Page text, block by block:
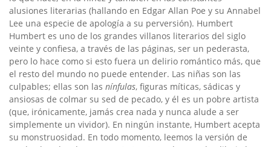
alusiones literarias (hallando en Edgar Allan Poe y su Annabel
Lee una especie de apología a su perversión). Humbert
Humbert es uno de los grandes villanos literarios del siglo
veinte y confiesa, a través de las páginas, ser un pederasta,
pero lo hace como si esto fuera un delirio romántico más, que
el resto del mundo no puede entender. Las niñas son las
culpables; ellas son las nínfulas, figuras míticas, sádicas y
ansiosas de colmar su sed de pecado, y él es un pobre artista
(que, irónicamente, jamás crea nada y nunca alude a ser
simplemente un vividor). En ningún instante, Humbert acepta
su monstruosidad. En todo momento, leemos la versión de